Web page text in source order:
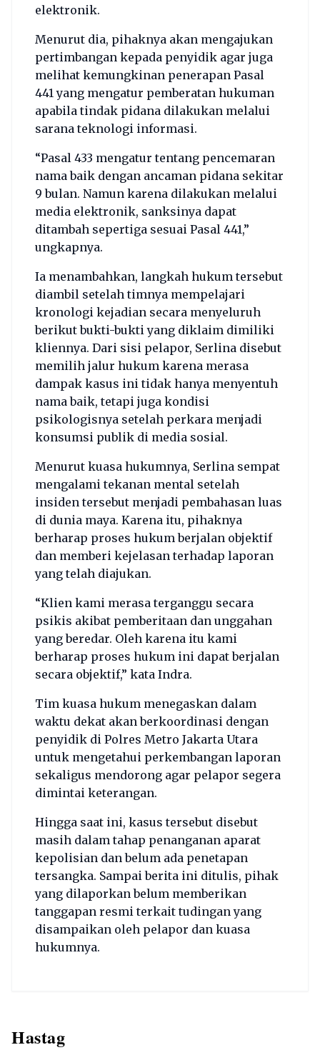
elektronik.
Menurut dia, pihaknya akan mengajukan
pertimbangan kepada penyidik agar juga
melihat kemungkinan penerapan Pasal
441 yang mengatur pemberatan hukuman
apabila tindak pidana dilakukan melalui
sarana teknologi informasi.
“Pasal 433 mengatur tentang pencemaran
nama baik dengan ancaman pidana sekitar
9 bulan. Namun karena dilakukan melalui
media elektronik, sanksinya dapat
ditambah sepertiga sesuai Pasal 441,”
ungkapnya.
Ia menambahkan, langkah hukum tersebut
diambil setelah timnya mempelajari
kronologi kejadian secara menyeluruh
berikut bukti-bukti yang diklaim dimiliki
kliennya. Dari sisi pelapor, Serlina disebut
memilih jalur hukum karena merasa
dampak kasus ini tidak hanya menyentuh
nama baik, tetapi juga kondisi
psikologisnya setelah perkara menjadi
konsumsi publik di media sosial.
Menurut kuasa hukumnya, Serlina sempat
mengalami tekanan mental setelah
insiden tersebut menjadi pembahasan luas
di dunia maya. Karena itu, pihaknya
berharap proses hukum berjalan objektif
dan memberi kejelasan terhadap laporan
yang telah diajukan.
“Klien kami merasa terganggu secara
psikis akibat pemberitaan dan unggahan
yang beredar. Oleh karena itu kami
berharap proses hukum ini dapat berjalan
secara objektif,” kata Indra.
Tim kuasa hukum menegaskan dalam
waktu dekat akan berkoordinasi dengan
penyidik di Polres Metro Jakarta Utara
untuk mengetahui perkembangan laporan
sekaligus mendorong agar pelapor segera
dimintai keterangan.
Hingga saat ini, kasus tersebut disebut
masih dalam tahap penanganan aparat
kepolisian dan belum ada penetapan
tersangka. Sampai berita ini ditulis, pihak
yang dilaporkan belum memberikan
tanggapan resmi terkait tudingan yang
disampaikan oleh pelapor dan kuasa
hukumnya.
Hastag